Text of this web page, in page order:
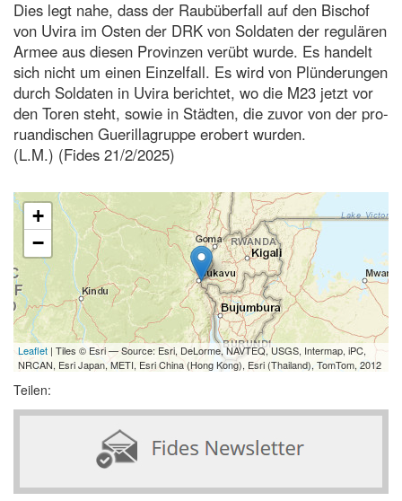
Dies legt nahe, dass der Raubüberfall auf den Bischof
von Uvira im Osten der DRK von Soldaten der regulären
Armee aus diesen Provinzen verübt wurde. Es handelt
sich nicht um einen Einzelfall. Es wird von Plünderungen
durch Soldaten in Uvira berichtet, wo die M23 jetzt vor
den Toren steht, sowie in Städten, die zuvor von der pro-
ruandischen Guerillagruppe erobert wurden.
(L.M.) (Fides 21/2/2025)
+
−
Leaflet | Tiles © Esri — Source: Esri, DeLorme, NAVTEQ, USGS, Intermap, iPC,
NRCAN, Esri Japan, METI, Esri China (Hong Kong), Esri (Thailand), TomTom, 2012
Teilen: